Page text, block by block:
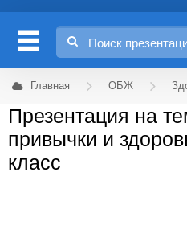
Главная ОБЖ
Презентация на
привычки и
класс